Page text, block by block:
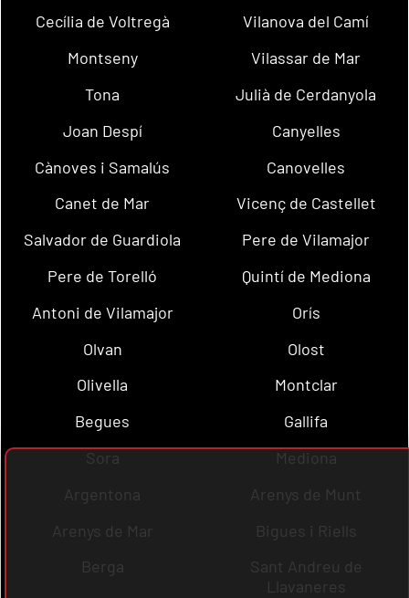
Cecília de Voltregà
Vilanova del Camí
Montseny
Vilassar de Mar
Tona
Julià de Cerdanyola
Joan Despí
Canyelles
Cànoves i Samalús
Canovelles
Canet de Mar
Vicenç de Castellet
Salvador de Guardiola
Pere de Vilamajor
Pere de Torelló
Quintí de Mediona
Antoni de Vilamajor
Orís
Olvan
Olost
Olivella
Montclar
Begues
Gallifa
Sora
Mediona
Argentona
Arenys de Munt
Arenys de Mar
Bigues i Riells
Berga
Sant Andreu de
Llavaneres